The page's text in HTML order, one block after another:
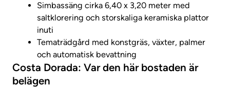
Simbassäng cirka 6,40 x 3,20 meter med
saltklorering och storskaliga keramiska plattor
inuti
Tematrädgård med konstgräs, växter, palmer
och automatisk bevattning
Costa Dorada: Var den här bostaden är
belägen